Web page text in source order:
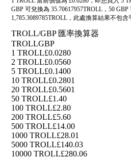
GBP 可兌換為 35.70617957TROLL，50 GBP
1,785.3089785TROLL，此處換算結果不包含
TROLL/GBP 匯率換算器
TROLLGBP
1 TROLL£0.0280
2 TROLL£0.0560
5 TROLL£0.1400
10 TROLL£0.2801
20 TROLL£0.5601
50 TROLL£1.40
100 TROLL£2.80
200 TROLL£5.60
500 TROLL£14.00
1000 TROLL£28.01
5000 TROLL£140.03
10000 TROLL£280.06